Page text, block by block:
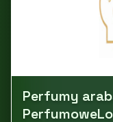
Perfumy